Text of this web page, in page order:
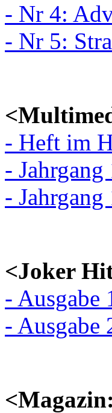
- Nr 4:
- Nr 5:
- Heft im
- Jahrgang
- Jahrgang
<Joker
- Ausgabe
- Ausgabe